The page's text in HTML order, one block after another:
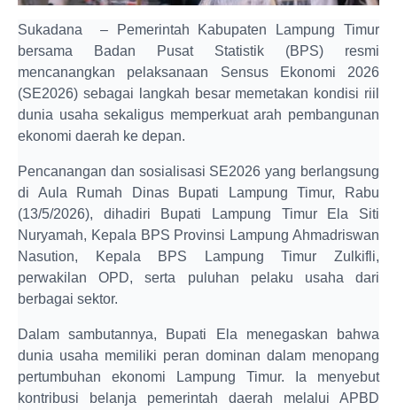
Sukadana – Pemerintah Kabupaten Lampung Timur
bersama Badan Pusat Statistik (BPS) resmi
mencanangkan pelaksanaan Sensus Ekonomi 2026
(SE2026) sebagai langkah besar memetakan kondisi riil
dunia usaha sekaligus memperkuat arah pembangunan
ekonomi daerah ke depan.
Pencanangan dan sosialisasi SE2026 yang berlangsung
di Aula Rumah Dinas Bupati Lampung Timur, Rabu
(13/5/2026), dihadiri Bupati Lampung Timur Ela Siti
Nuryamah, Kepala BPS Provinsi Lampung Ahmadriswan
Nasution, Kepala BPS Lampung Timur Zulkifli,
perwakilan OPD, serta puluhan pelaku usaha dari
berbagai sektor.
Dalam sambutannya, Bupati Ela menegaskan bahwa
dunia usaha memiliki peran dominan dalam menopang
pertumbuhan ekonomi Lampung Timur. Ia menyebut
kontribusi belanja pemerintah daerah melalui APBD